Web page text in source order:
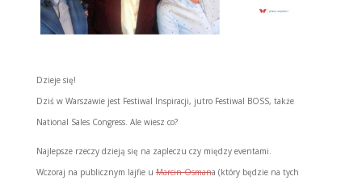
Dzieje się!
Dziś w Warszawie jest Festiwal Inspiracji, jutro Festiwal BOSS, także
National Sales Congress. Ale wiesz co?
Najlepsze rzeczy dzieją się na zapleczu czy między eventami.
Wczoraj na publicznym lajfie uMarcin Osmana (który będzie na tych